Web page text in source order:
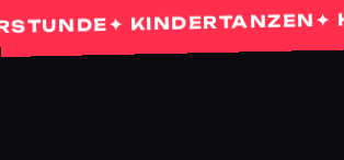
✦ KINDERTANZEN✦ HIP